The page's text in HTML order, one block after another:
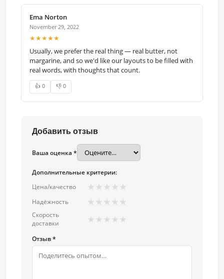
Ema Norton
November 29, 2022
★★★★★
Usually, we prefer the real thing — real butter, not
margarine, and so we'd like our layouts to be filled with
real words, with thoughts that count.
👍 0 👎 0
Добавить отзыв
Ваша оценка *
Дополнительные критерии:
Цена/качество
★ ★ ★ ★ ★
Надёжность ★ ★ ★ ★ ★
Скорость
доставки
★ ★ ★ ★ ★
Отзыв *